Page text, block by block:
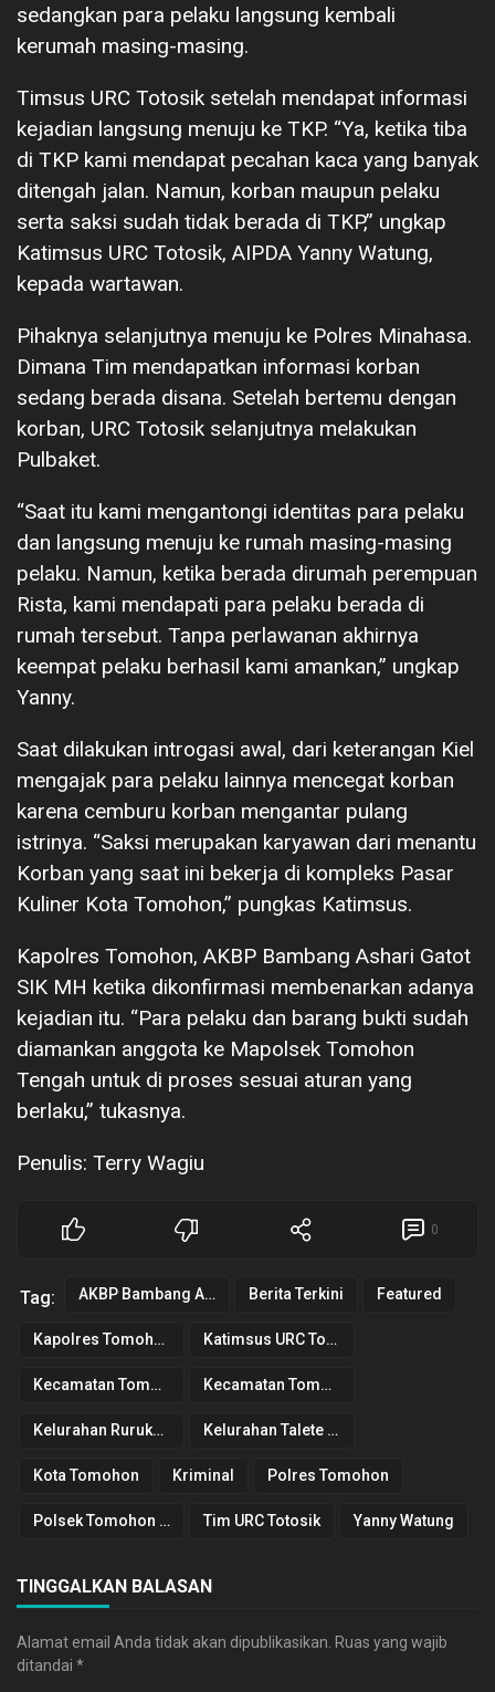
sedangkan para pelaku langsung kembali
kerumah masing-masing.
Timsus URC Totosik setelah mendapat informasi
kejadian langsung menuju ke TKP. “Ya, ketika tiba
di TKP kami mendapat pecahan kaca yang banyak
ditengah jalan. Namun, korban maupun pelaku
serta saksi sudah tidak berada di TKP,” ungkap
Katimsus URC Totosik, AIPDA Yanny Watung,
kepada wartawan.
Pihaknya selanjutnya menuju ke Polres Minahasa.
Dimana Tim mendapatkan informasi korban
sedang berada disana. Setelah bertemu dengan
korban, URC Totosik selanjutnya melakukan
Pulbaket.
“Saat itu kami mengantongi identitas para pelaku
dan langsung menuju ke rumah masing-masing
pelaku. Namun, ketika berada dirumah perempuan
Rista, kami mendapati para pelaku berada di
rumah tersebut. Tanpa perlawanan akhirnya
keempat pelaku berhasil kami amankan,” ungkap
Yanny.
Saat dilakukan introgasi awal, dari keterangan Kiel
mengajak para pelaku lainnya mencegat korban
karena cemburu korban mengantar pulang
istrinya. “Saksi merupakan karyawan dari menantu
Korban yang saat ini bekerja di kompleks Pasar
Kuliner Kota Tomohon,” pungkas Katimsus.
Kapolres Tomohon, AKBP Bambang Ashari Gatot
SIK MH ketika dikonfirmasi membenarkan adanya
kejadian itu. “Para pelaku dan barang bukti sudah
diamankan anggota ke Mapolsek Tomohon
Tengah untuk di proses sesuai aturan yang
berlaku,” tukasnya.
Penulis: Terry Wagiu
0
Tag: AKBP Bambang Ashari Gatot Berita Terkini Featured
Kapolres Tomohon Katimsus URC Totosik
Kecamatan Tomohon Tengah Kecamatan Tomohon Timur
Kelurahan Rurukan Satu Kelurahan Talete Dua
Kota Tomohon Kriminal Polres Tomohon
Polsek Tomohon Tengah Tim URC Totosik Yanny Watung
TINGGALKAN BALASAN
Alamat email Anda tidak akan dipublikasikan. Ruas yang wajib
ditandai *